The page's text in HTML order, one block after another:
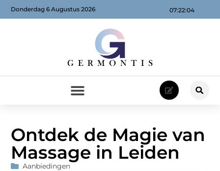
07:22:05
Donderdag 6 Augustus 2026
Ontdek de Magie van
Massage in Leiden
Aanbiedingen